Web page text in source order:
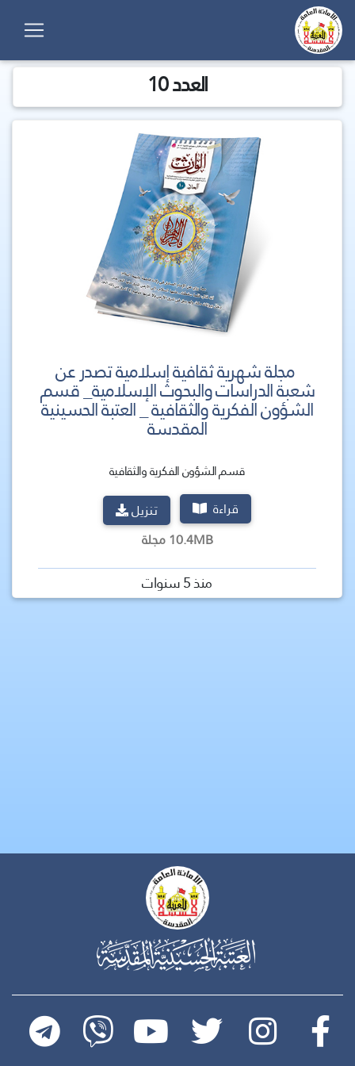
العدد 10
مجلة شهرية ثقافية إسلامية تصدر عن
شعبة الدراسات والبحوث الإسلامية_ قسم
الشؤون الفكرية والثقافية _ العتبة الحسينية
المقدسة
قسم الشؤون الفكرية والثقافية
قراءة
تنزيل
10.4MB مجلة
منذ 5 سنوات